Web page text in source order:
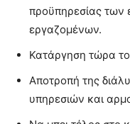
προϋπηρεσίας των
εργαζομένων.
Κατάργηση τώρα
Αποτροπή της
υπηρεσιών και